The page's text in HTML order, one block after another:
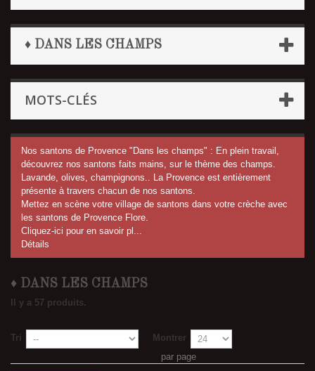
♦ DANS LES CHAMPS
MOTS-CLÉS
Nos santons de Provence "Dans les champs" : En plein travail,
découvrez nos santons faits mains, sur le thème des champs.
Lavande, olives, champignons.. La Provence est entièrement
présente à travers chacun de nos santons.
Mettez en scène votre village de santons dans votre crèche avec
les santons de Provence Flore.
Cliquez-ici pour en savoir pl...
Détails
♦ DANS LES CHAMPS
Il y a 57 produits.
Tri
Montrer
par page